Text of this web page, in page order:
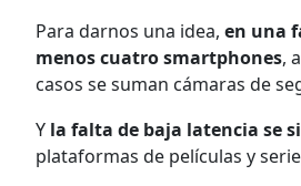
Para darnos una idea, en una
menos cuatro smartphones,
casos se suman cámaras de
Y la falta de baja latencia se
plataformas de películas y